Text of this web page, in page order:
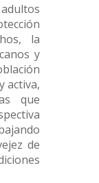
la
y
activa,
que
de